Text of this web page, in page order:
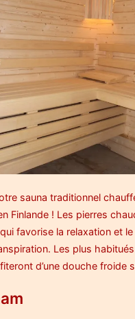
sauna traditionnel
Finlande ! Les pierres
favorise la relaxation et
Les plus
d’une douche froide